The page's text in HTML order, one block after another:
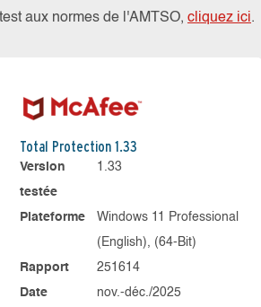
aux normes de l'AMTSO, cliquez ici.
Total Protection 1.33
Version
testée
1.33
Plateforme
Windows 11 Professional
(English), (64-Bit)
Rapport
251614
Date
nov.-déc./2025